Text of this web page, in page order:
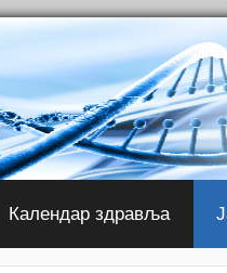
Календар здравља